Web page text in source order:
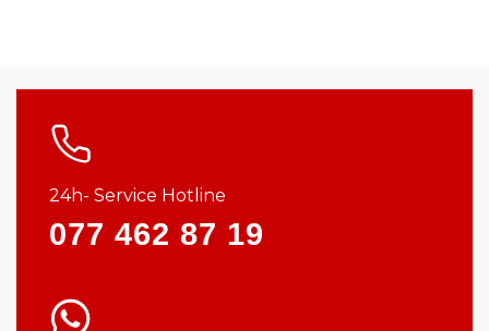
24h- Service Hotline
077 462 87 19